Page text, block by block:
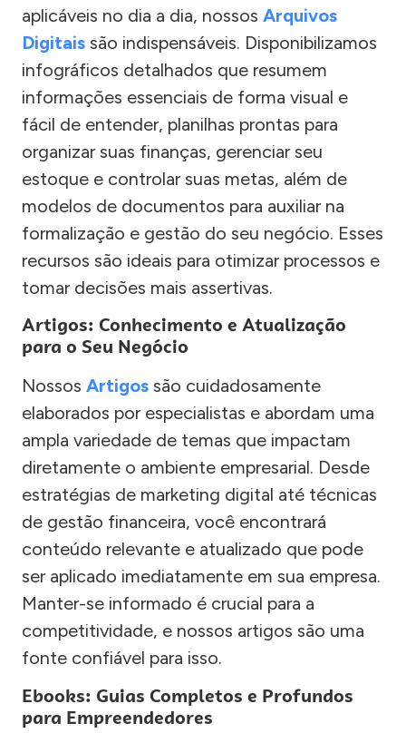
aplicáveis no dia a dia, nossos Arquivos
Digitais são indispensáveis. Disponibilizamos
infográficos detalhados que resumem
informações essenciais de forma visual e
fácil de entender, planilhas prontas para
organizar suas finanças, gerenciar seu
estoque e controlar suas metas, além de
modelos de documentos para auxiliar na
formalização e gestão do seu negócio. Esses
recursos são ideais para otimizar processos e
tomar decisões mais assertivas.
Artigos: Conhecimento e Atualização
para o Seu Negócio
Nossos Artigos são cuidadosamente
elaborados por especialistas e abordam uma
ampla variedade de temas que impactam
diretamente o ambiente empresarial. Desde
estratégias de marketing digital até técnicas
de gestão financeira, você encontrará
conteúdo relevante e atualizado que pode
ser aplicado imediatamente em sua empresa.
Manter-se informado é crucial para a
competitividade, e nossos artigos são uma
fonte confiável para isso.
Ebooks: Guias Completos e Profundos
para Empreendedores